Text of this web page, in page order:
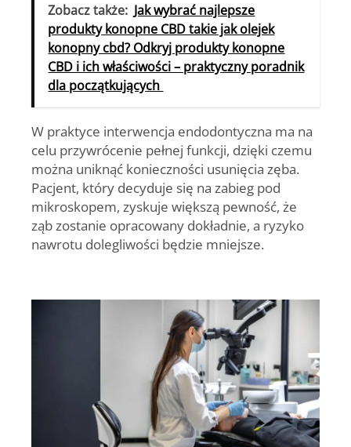
Zobacz także: Jak wybrać najlepsze
produkty konopne CBD takie jak olejek
konopny cbd? Odkryj produkty konopne
CBD i ich właściwości – praktyczny poradnik
dla początkujących
W praktyce interwencja endodontyczna ma na
celu przywrócenie pełnej funkcji, dzięki czemu
można uniknąć konieczności usunięcia zęba.
Pacjent, który decyduje się na zabieg pod
mikroskopem, zyskuje większą pewność, że
ząb zostanie opracowany dokładnie, a ryzyko
nawrotu dolegliwości będzie mniejsze.